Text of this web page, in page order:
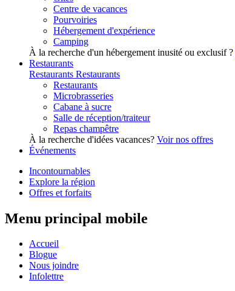
Centre de vacances
Pourvoiries
Hébergement d'expérience
Camping
À la recherche d'un hébergement inusité ou exclusif ?
Restaurants
Restaurants Restaurants
Restaurants
Microbrasseries
Cabane à sucre
Salle de réception/traiteur
Repas champêtre
À la recherche d'idées vacances? Voir nos offres
Événements
Incontournables
Explore la région
Offres et forfaits
Menu principal mobile
Accueil
Blogue
Nous joindre
Infolettre